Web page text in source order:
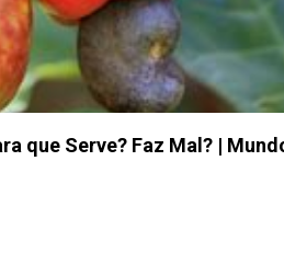
que Serve? Faz Mal? |